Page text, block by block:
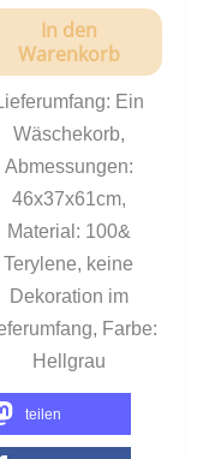
In den
Warenkorb
Ein
Wäschekorb,
Abmessungen:
46x37x61cm,
Material: 100&
Terylene, keine
Dekoration im
Farbe:
Hellgrau
teilen